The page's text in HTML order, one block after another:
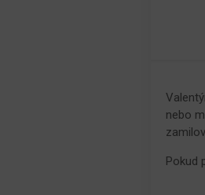
nebo
Pokud